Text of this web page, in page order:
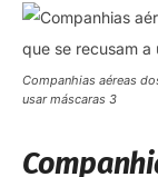
Companhias aéreas
usar máscaras 3